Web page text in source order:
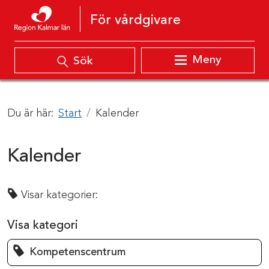
Hoppa till innehåll
För vårdgivare
Sök Meny
Du är här: Start Kalender
Kalender
Visar kategorier:
Visa kategori
Kompetenscentrum